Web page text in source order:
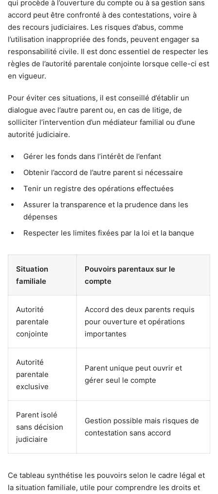
qui procède à l’ouverture du compte ou à sa gestion sans
accord peut être confronté à des contestations, voire à
des recours judiciaires. Les risques d’abus, comme
l’utilisation inappropriée des fonds, peuvent engager sa
responsabilité civile. Il est donc essentiel de respecter les
règles de l’autorité parentale conjointe lorsque celle-ci est
en vigueur.
Pour éviter ces situations, il est conseillé d’établir un
dialogue avec l’autre parent ou, en cas de litige, de
solliciter l’intervention d’un médiateur familial ou d’une
autorité judiciaire.
Gérer les fonds dans l’intérêt de l’enfant
Obtenir l’accord de l’autre parent si nécessaire
Tenir un registre des opérations effectuées
Assurer la transparence et la prudence dans les
dépenses
Respecter les limites fixées par la loi et la banque
Situation
familiale
Pouvoirs parentaux sur le
compte
Autorité
parentale
conjointe
Accord des deux parents requis
pour ouverture et opérations
importantes
Autorité
parentale
exclusive
Parent unique peut ouvrir et
gérer seul le compte
Parent isolé
sans décision
judiciaire
Gestion possible mais risques de
contestation sans accord
Ce tableau synthétise les pouvoirs selon le cadre légal et
la situation familiale, utile pour comprendre les droits et